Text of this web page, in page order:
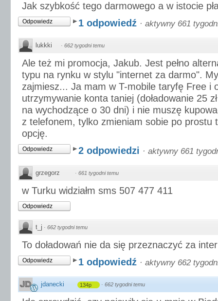
Jak szybkość tego darmowego a w istocie
Odpowiedz 1 odpowiedź · aktywny 661
lukkki · 662 tygodni temu
Ale też mi promocja, Jakub. Jest pełno
typu na rynku w stylu "internet za darmo".
zajmiesz... Ja mam w T-mobile taryfę Free i
utrzymywanie konta taniej (doładowanie 25
na wychodzące o 30 dni) i nie muszę
z telefonem, tylko zmieniam sobie po prostu
opcję.
Odpowiedz 2 odpowiedzi · aktywny 661
grzegorz · 661 tygodni temu
w Turku widziałm sms 507 477 411
Odpowiedz
t_j · 662 tygodni temu
To doładowań nie da się przeznaczyć za
Odpowiedz 1 odpowiedź · aktywny 662
jdanecki 134p · 662 tygodni temu